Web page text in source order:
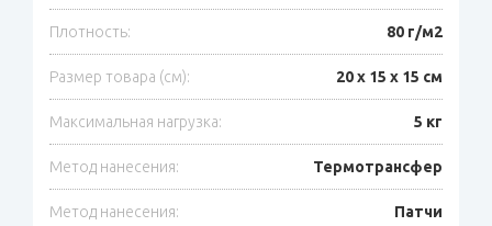
Плотность: 80 г/м2
Размер товара (см): 20 х 15 х 15 см
Максимальная нагрузка: 5 кг
Метод нанесения: Термотрансфер
Метод нанесения: Патчи